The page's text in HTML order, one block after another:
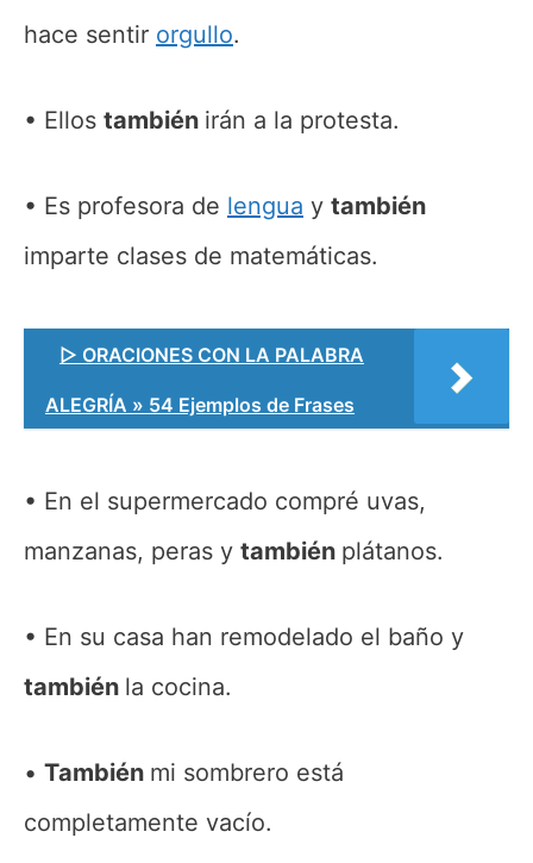
hace sentir orgullo.
Ellos también irán a la protesta.
Es profesora de lengua y también
imparte clases de matemáticas.
▷ ORACIONES CON LA PALABRA
ALEGRÍA » 54 Ejemplos de Frases
En el supermercado compré uvas,
manzanas, peras y también plátanos.
En su casa han remodelado el baño y
también la cocina.
También mi sombrero está
completamente vacío.